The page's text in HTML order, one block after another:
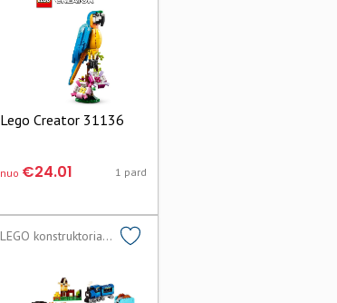
Lego Creator 31136
nuo €24.01 1 pard
LEGO konstruktoriai lego